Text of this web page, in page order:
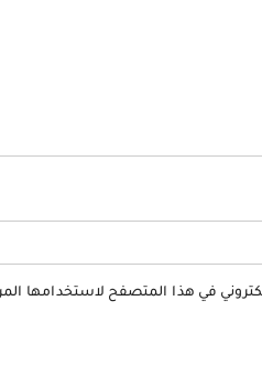
في هذا المتصفح لاستخدامها